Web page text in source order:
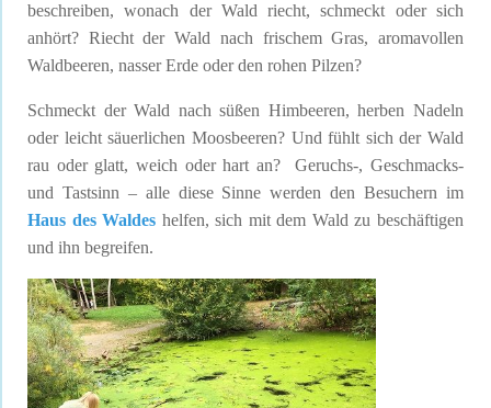
beschreiben, wonach der Wald riecht, schmeckt oder sich
anhört? Riecht der Wald nach frischem Gras, aromavollen
Waldbeeren, nasser Erde oder den rohen Pilzen?
Schmeckt der Wald nach süßen Himbeeren, herben Nadeln
oder leicht säuerlichen Moosbeeren? Und fühlt sich der Wald
rau oder glatt, weich oder hart an? Geruchs-, Geschmacks-
und Tastsinn – alle diese Sinne werden den Besuchern im
Haus des Waldes helfen, sich mit dem Wald zu beschäftigen
und ihn begreifen.